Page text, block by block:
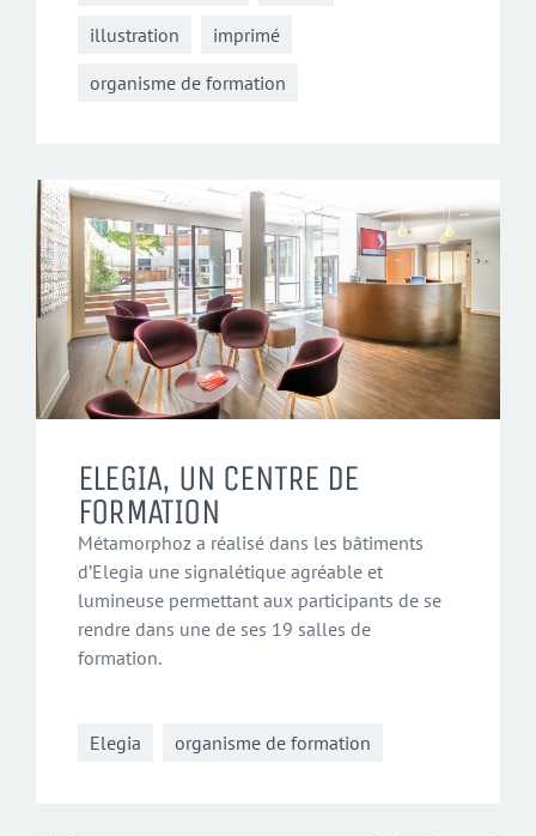
illustration
imprimé
organisme de formation
ELEGIA, UN CENTRE DE
FORMATION
Métamorphoz a réalisé dans les bâtiments
d’Elegia une signalétique agréable et
lumineuse permettant aux participants de se
rendre dans une de ses 19 salles de
formation.
Elegia organisme de formation